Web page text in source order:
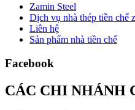
Zamin Steel
Dịch vụ nhà thép tiền chế
Liên hệ
Sản phẩm nhà tiền chế
Facebook
CÁC CHI NHÁNH